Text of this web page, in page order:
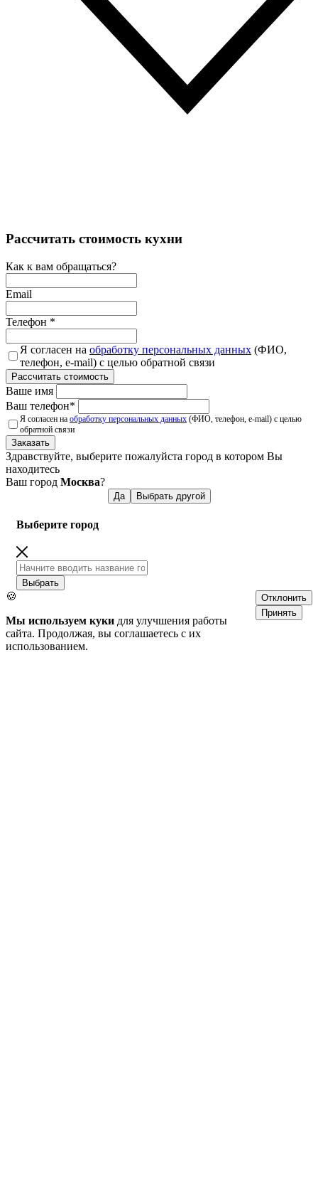
Рассчитать стоимость кухни
Как к вам обращаться?
Email
Телефон *
Я согласен на обработку персональных данных (ФИО,
телефон, e-mail) с целью обратной связи
Рассчитать стоимость
Ваше имя
Ваш телефон*
Я согласен на обработку персональных данных (ФИО, телефон, e-mail) с целью
обратной связи
Заказать
Здравствуйте, выберите пожалуйста город в котором Вы
находитесь
Ваш город Москва?
Да Выбрать другой
Выберите город
Выбрать
🍪
Мы используем куки для улучшения работы
сайта. Продолжая, вы соглашаетесь с их
использованием.
Отклонить
Принять